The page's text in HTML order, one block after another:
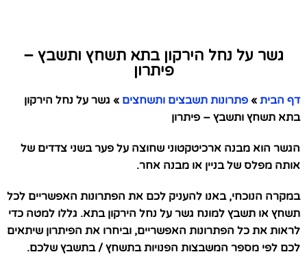
גשר על נחל הירקון בתא תשחץ ותשבץ –
פיתרון
דף הבית » פתרונות תשבצים ותשחצים » גשר על נחל הירקון
בתא תשחץ ותשבץ – פיתרון
הגשר הוא מבנה ארכיטקטוני שחוצה על פער בשני צדדים של
אותה מפלס של בניין או מבנה אחר.
במקרה הנוכחי, באנו להעניק לכם את הפתרונות האפשריים לכל
תשחץ או תשבץ למונח גשר על נחל הירקון בתא. גללו למטה כדי
לראות את כל הפתרונות האפשריים, וביחרו את הפיתרון שיתאים
לכם לפי מספר המשבצות הפנויות בתשחץ / בתשבץ שלכם.